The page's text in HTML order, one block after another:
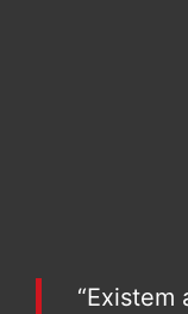
“Existem